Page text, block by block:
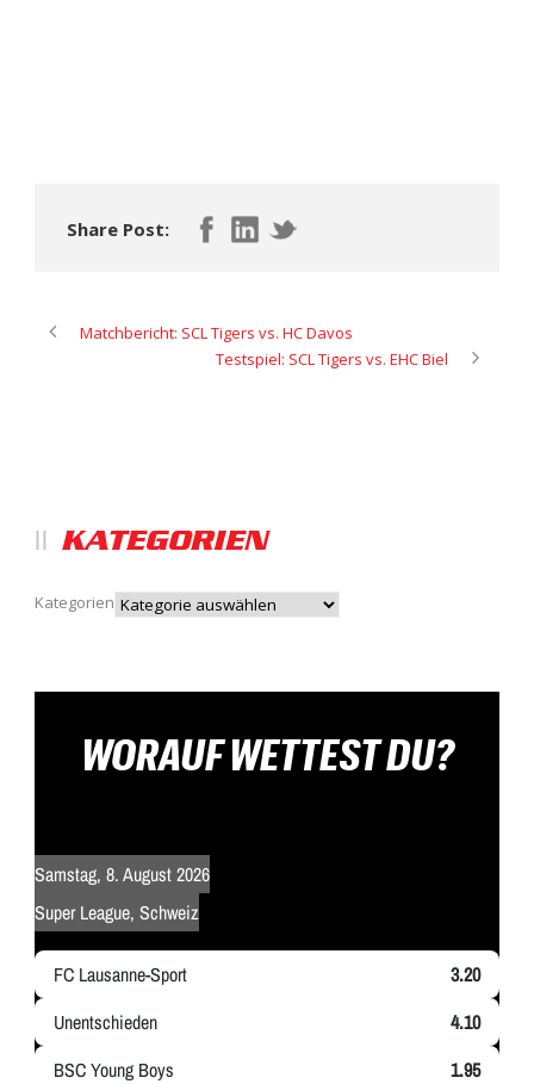
Share Post:
Matchbericht: SCL Tigers vs. HC Davos
Testspiel: SCL Tigers vs. EHC Biel
KATEGORIEN
Kategorien